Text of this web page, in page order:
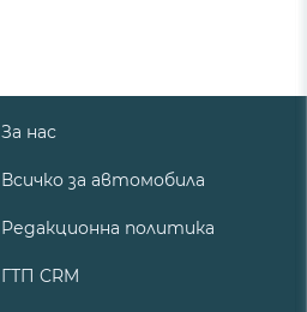
За нас
Всичко за автомобила
Редакционна политика
ГТП CRM